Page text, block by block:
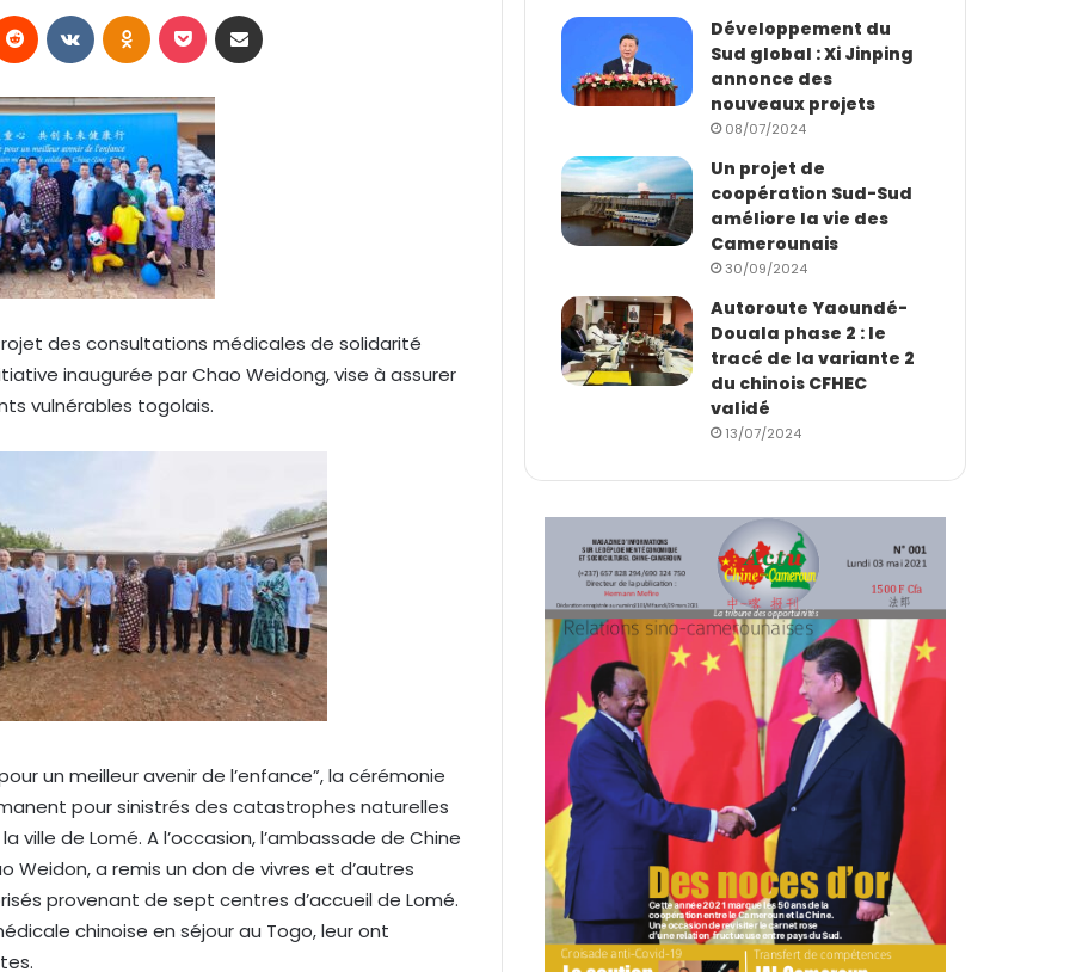
des consultations médicales de solidarité
inaugurée par Chao Weidong, vise à assurer
vulnérables togolais.
un meilleur avenir de l’enfance”, la cérémonie
pour sinistrés des catastrophes naturelles
ville de Lomé. A l’occasion, l’ambassade de Chine
Weidon, a remis un don de vivres et d’autres
provenant de sept centres d’accueil de Lomé.
chinoise en séjour au Togo, leur ont
Développement du
Sud global : Xi Jinping
annonce des
nouveaux projets
08/07/2024
Un projet de
coopération Sud-Sud
améliore la vie des
Camerounais
30/09/2024
Autoroute Yaoundé-
Douala phase 2 : le
tracé de la variante 2
du chinois CFHEC
validé
13/07/2024